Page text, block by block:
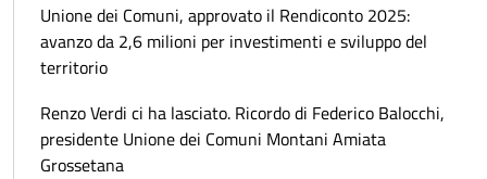
Unione dei Comuni, approvato il Rendiconto 2025:
avanzo da 2,6 milioni per investimenti e sviluppo del
territorio
Renzo Verdi ci ha lasciato. Ricordo di Federico Balocchi,
presidente Unione dei Comuni Montani Amiata
Grossetana